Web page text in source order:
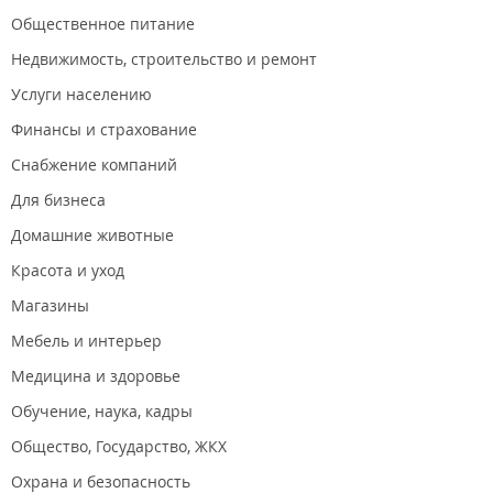
Общественное питание
Недвижимость, строительство и ремонт
Услуги населению
Финансы и страхование
Снабжение компаний
Для бизнеса
Домашние животные
Красота и уход
Магазины
Мебель и интерьер
Медицина и здоровье
Обучение, наука, кадры
Общество, Государство, ЖКХ
Охрана и безопасность